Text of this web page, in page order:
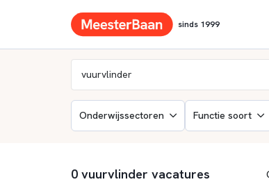
sinds 1999
Onderwijssectoren Functie soort
0 vuurvlinder vacatures